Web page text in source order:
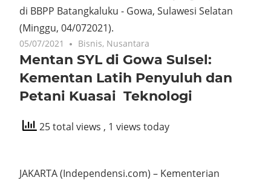
di BBPP Batangkaluku - Gowa, Sulawesi Selatan
(Minggu, 04/072021).
05/07/2021 Bisnis, Nusantara
Mentan SYL di Gowa Sulsel:
Kementan Latih Penyuluh dan
Petani Kuasai Teknologi
25 total views , 1 views today
JAKARTA (Independensi.com) – Kementerian